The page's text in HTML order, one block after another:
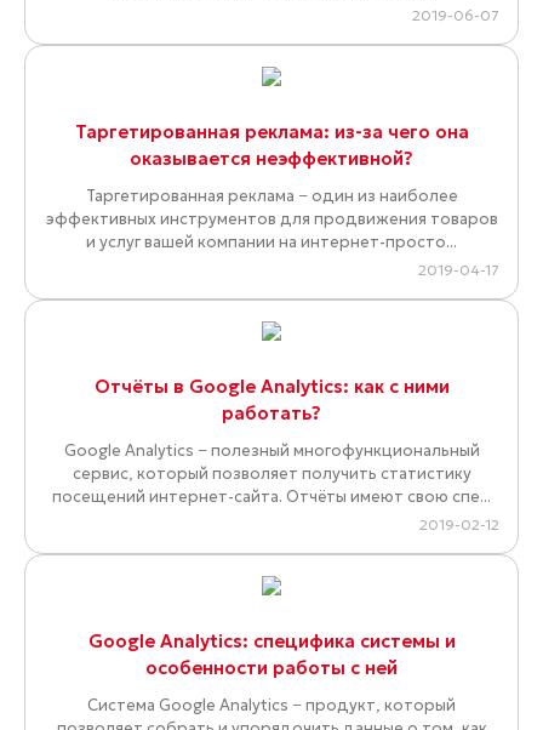
2019-06-07
Таргетированная реклама: из-за чего она
оказывается неэффективной?
Таргетированная реклама − один из наиболее
эффективных инструментов для продвижения товаров
и услуг вашей компании на интернет-просто...
2019-04-17
Отчёты в Google Analytics: как с ними
работать?
Google Analytics − полезный многофункциональный
сервис, который позволяет получить статистику
посещений интернет-сайта. Отчёты имеют свою спе...
2019-02-12
Google Analytics: специфика системы и
особенности работы с ней
Система Google Analytics − продукт, который